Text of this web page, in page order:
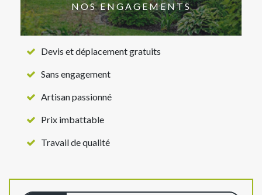
NOS ENGAGEMENTS
Devis et déplacement gratuits
Sans engagement
Artisan passionné
Prix imbattable
Travail de qualité